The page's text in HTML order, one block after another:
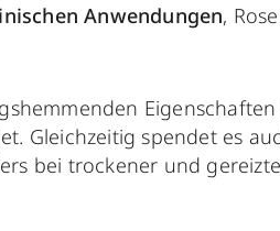
Anwendungen,
Eigenschaften
Gleichzeitig spendet es
bei trockener und